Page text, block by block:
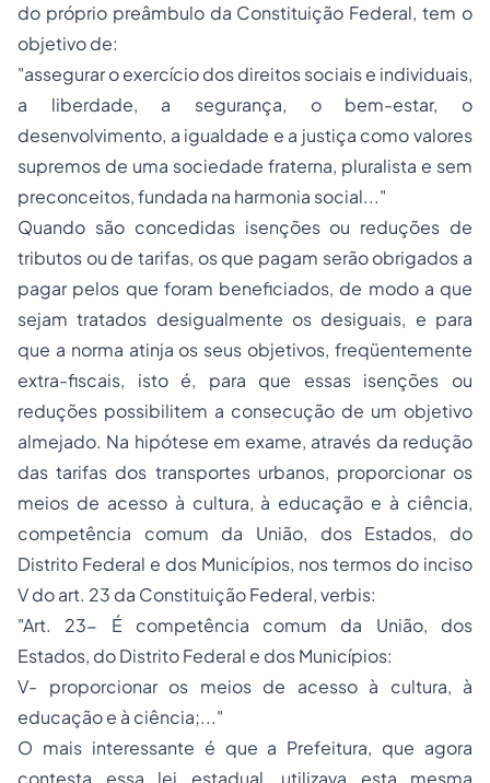
do próprio preâmbulo da Constituição Federal, tem o
objetivo de:
"assegurar o exercício dos direitos sociais e individuais,
a liberdade, a segurança, o bem-estar, o
desenvolvimento, a igualdade e a justiça como valores
supremos de uma sociedade fraterna, pluralista e sem
preconceitos, fundada na harmonia social..."
Quando são concedidas isenções ou reduções de
tributos ou de tarifas, os que pagam serão obrigados a
pagar pelos que foram beneficiados, de modo a que
sejam tratados desigualmente os desiguais, e para
que a norma atinja os seus objetivos, freqüentemente
extra-fiscais, isto é, para que essas isenções ou
reduções possibilitem a consecução de um objetivo
almejado. Na hipótese em exame, através da redução
das tarifas dos transportes urbanos, proporcionar os
meios de acesso à cultura, à educação e à ciência,
competência comum da União, dos Estados, do
Distrito Federal e dos Municípios, nos termos do inciso
V do art. 23 da Constituição Federal,verbis:
"Art. 23- É competência comum da União, dos
Estados, do Distrito Federal e dos Municípios:
V- proporcionar os meios de acesso à cultura, à
educação e à ciência;..."
O mais interessante é que a Prefeitura, que agora
contesta essa lei estadual, utilizava esta mesma